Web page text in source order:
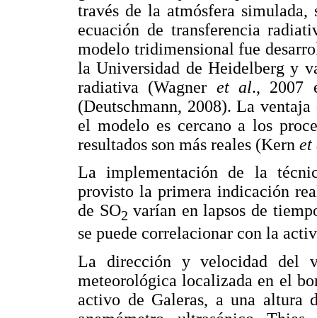
través de la atmósfera
ecuación de transferencia
modelo tridimensional fue
la Universidad de Heidelberg y
radiativa (Wagner et al., 2007
(Deutschmann, 2008). La
el modelo es cercano a los
resultados son más reales (Kern et
La implementación de la
provisto la primera indicación
de SO2 varían en lapsos de
se puede correlacionar con la
La dirección y velocidad del
meteorológica localizada en el
activo de Galeras, a una altura